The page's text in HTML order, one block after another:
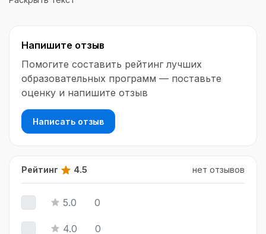
Проведет уроки онлайн в игровой форме, с
ребенка. Вы сможете подготовиться к ОГЭ и ЕГЭ
по математике с нуля
Напишите отзыв
Помогите составить рейтинг лучших
образовательных программ — поставьте
оценку и напишите отзыв
Написать отзыв
Рейтинг 4.5 нет отзывов
5.0 0
4.0 0